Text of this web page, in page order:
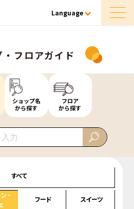
Language
・フロアガイド
ショップ名
から探す
フロア
から探す
すべて
・
フード スイーツ